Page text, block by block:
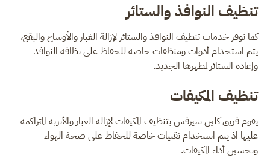
تنظيف النوافذ والستائر
كما نوفر خدمات تنظيف النوافذ والستائر لإزالة الغبار والأوساخ والبقع،
يتم استخدام أدوات ومنظفات خاصة للحفاظ على نظافة النوافذ
وإعادة الستائر لمظهرها الجديد.
تنظيف المكيفات
يقوم فريق كلين سيرفس بتنظيف المكيفات لإزالة الغبار والأتربة المتراكمة
عليها اذ يتم استخدام تقنيات خاصة للحفاظ على صحة الهواء
وتحسين أداء المكيفات.